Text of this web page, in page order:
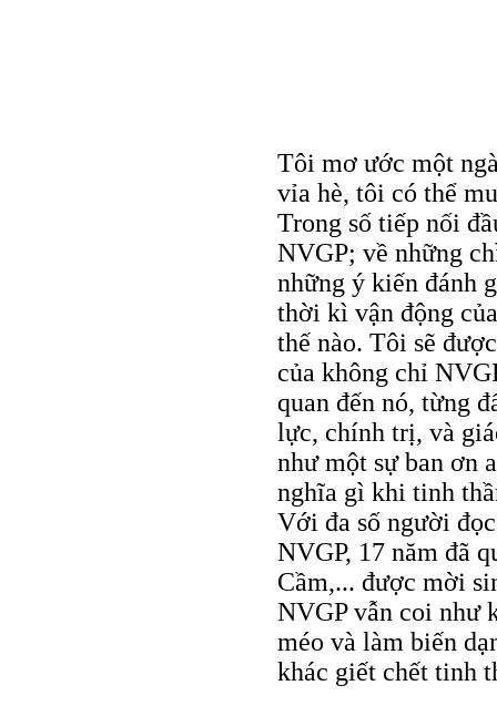
Tôi mơ ước một
vỉa hè, tôi có thể
Trong số tiếp nối
NVGP; về những
những ý kiến đánh
thời kì vận động
thế nào. Tôi sẽ
của không chỉ
quan đến nó, từng
lực, chính trị, và
như một sự ban ơn
nghĩa gì khi tinh
Với đa số người
NVGP, 17 năm đã
Cầm,... được mời
NVGP vẫn coi như
méo và làm biến
khác giết chết tinh